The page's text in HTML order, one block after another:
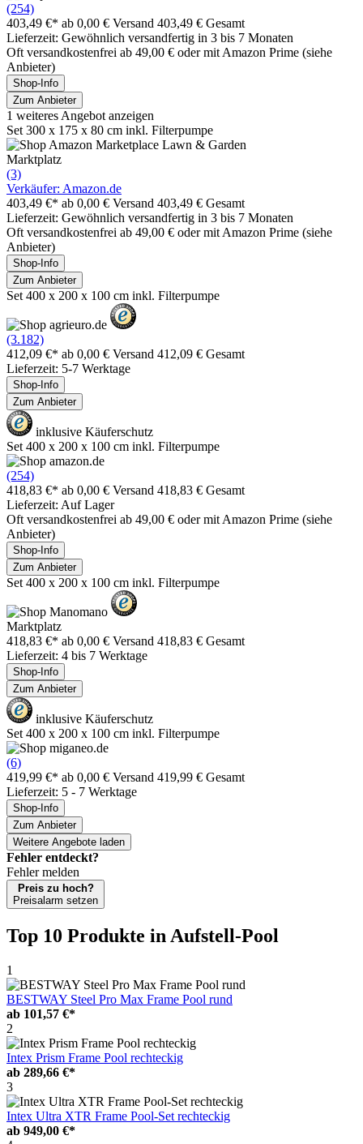
(254)
403,49 €* ab 0,00 € Versand 403,49 € Gesamt
Lieferzeit: Gewöhnlich versandfertig in 3 bis 7 Monaten
Oft versandkostenfrei ab 49,00 € oder mit Amazon Prime (siehe
Anbieter)
Shop-Info
Zum Anbieter
1 weiteres Angebot anzeigen
Set 300 x 175 x 80 cm inkl. Filterpumpe
Marktplatz
(3)
Verkäufer: Amazon.de
403,49 €* ab 0,00 € Versand 403,49 € Gesamt
Lieferzeit: Gewöhnlich versandfertig in 3 bis 7 Monaten
Oft versandkostenfrei ab 49,00 € oder mit Amazon Prime (siehe
Anbieter)
Shop-Info
Zum Anbieter
Set 400 x 200 x 100 cm inkl. Filterpumpe
(3.182)
412,09 €* ab 0,00 € Versand 412,09 € Gesamt
Lieferzeit: 5-7 Werktage
Shop-Info
Zum Anbieter
inklusive Käuferschutz
Set 400 x 200 x 100 cm inkl. Filterpumpe
(254)
418,83 €* ab 0,00 € Versand 418,83 € Gesamt
Lieferzeit: Auf Lager
Oft versandkostenfrei ab 49,00 € oder mit Amazon Prime (siehe
Anbieter)
Shop-Info
Zum Anbieter
Set 400 x 200 x 100 cm inkl. Filterpumpe
Marktplatz
418,83 €* ab 0,00 € Versand 418,83 € Gesamt
Lieferzeit: 4 bis 7 Werktage
Shop-Info
Zum Anbieter
inklusive Käuferschutz
Set 400 x 200 x 100 cm inkl. Filterpumpe
(6)
419,99 €* ab 0,00 € Versand 419,99 € Gesamt
Lieferzeit: 5 - 7 Werktage
Shop-Info
Zum Anbieter
Weitere Angebote laden
Fehler entdeckt?
Fehler melden
Preis zu hoch?
Preisalarm setzen
Top 10 Produkte in Aufstell-Pool
1
BESTWAY Steel Pro Max Frame Pool rund
ab 101,57 €*
2
Intex Prism Frame Pool rechteckig
ab 289,66 €*
3
Intex Ultra XTR Frame Pool-Set rechteckig
ab 949,00 €*